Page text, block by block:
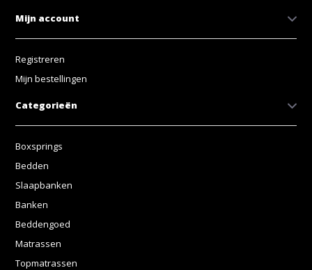
Mijn account
Registreren
Mijn bestellingen
Categorieën
Boxsprings
Bedden
Slaapbanken
Banken
Beddengoed
Matrassen
Topmatrassen